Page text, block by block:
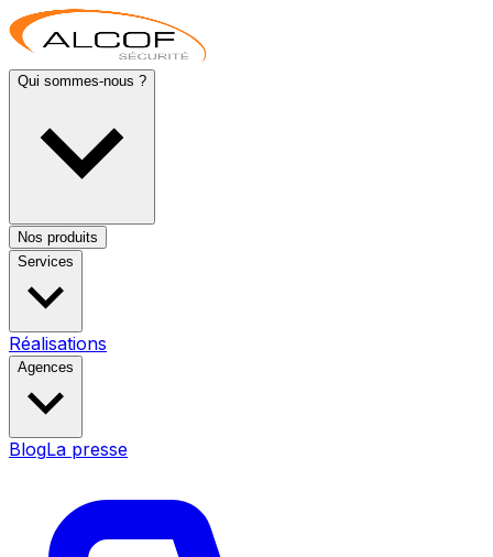
Qui sommes-nous ?
Nos produits
Services
Réalisations
Agences
BlogLa presse